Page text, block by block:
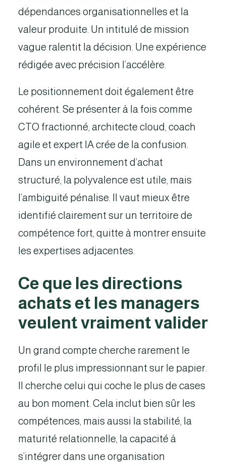
dépendances organisationnelles et la
valeur produite. Un intitulé de mission
vague ralentit la décision. Une expérience
rédigée avec précision l’accélère.
Le positionnement doit également être
cohérent. Se présenter à la fois comme
CTO fractionné, architecte cloud, coach
agile et expert IA crée de la confusion.
Dans un environnement d’achat
structuré, la polyvalence est utile, mais
l’ambiguïté pénalise. Il vaut mieux être
identifié clairement sur un territoire de
compétence fort, quitte à montrer ensuite
les expertises adjacentes.
Ce que les directions
achats et les managers
veulent vraiment valider
Un grand compte cherche rarement le
profil le plus impressionnant sur le papier.
Il cherche celui qui coche le plus de cases
au bon moment. Cela inclut bien sûr les
compétences, mais aussi la stabilité, la
maturité relationnelle, la capacité à
s’intégrer dans une organisation